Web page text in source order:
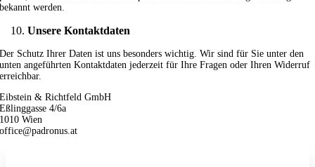
bekannt werden.
Unsere Kontaktdaten
Der Schutz Ihrer Daten ist uns besonders wichtig. Wir sind für Sie unter den
unten angeführten Kontaktdaten jederzeit für Ihre Fragen oder Ihren Widerruf
erreichbar.
Eibstein & Richtfeld GmbH
Eßlinggasse 4/6a
1010 Wien
office@padronus.at